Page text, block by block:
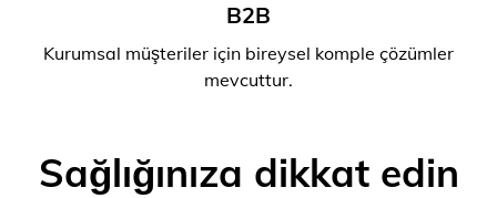
B2B
Kurumsal müşteriler için bireysel komple çözümler
mevcuttur.
Sağlığınıza dikkat edin